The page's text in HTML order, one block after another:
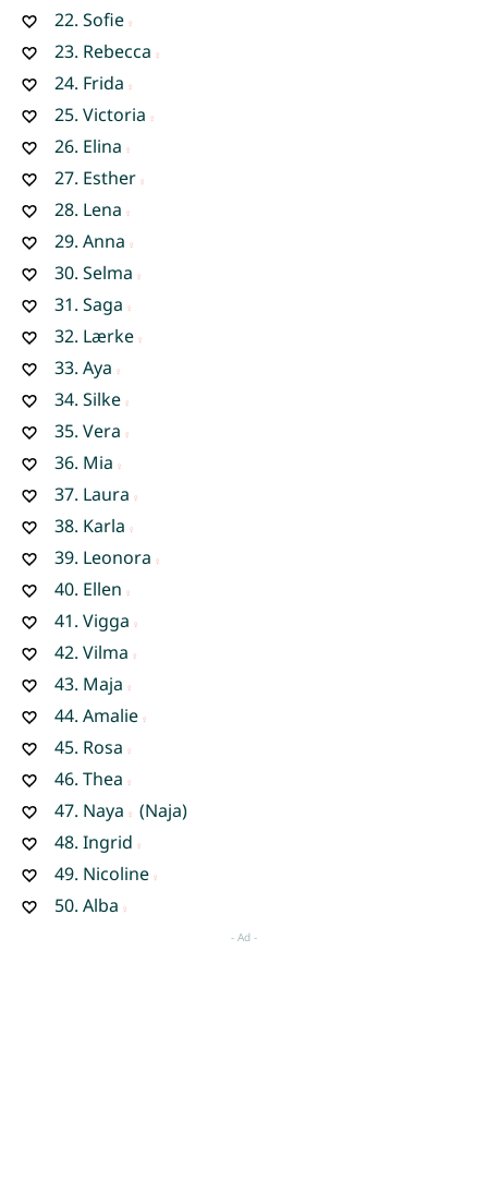
22. Sofie
23. Rebecca
24. Frida
25. Victoria
26. Elina
27. Esther
28. Lena
29. Anna
30. Selma
31. Saga
32. Lærke
33. Aya
34. Silke
35. Vera
36. Mia
37. Laura
38. Karla
39. Leonora
40. Ellen
41. Vigga
42. Vilma
43. Maja
44. Amalie
45. Rosa
46. Thea
47. Naya
(Naja)
48. Ingrid
49. Nicoline
50. Alba